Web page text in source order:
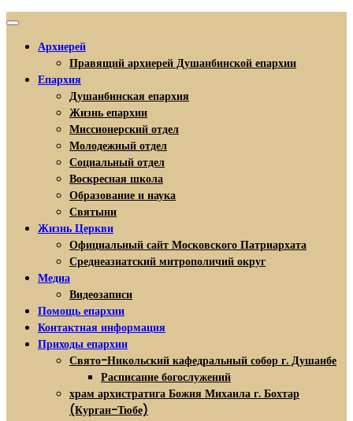
Архиерей
Правящий архиерей Душанбинской епархии
Епархия
Душанбинская епархия
Жизнь епархии
Миссионерский отдел
Молодежный отдел
Социальный отдел
Воскресная школа
Образование и наука
Святыни
Жизнь Церкви
Официальный сайт Московского Патриархата
Среднеазиатский митрополичий округ
Медиа
Видеозаписи
Помощь епархии
Контактная информация
Приходы епархии
Свято-Никольский кафедральный собор г. Душанбе
Расписание богослужений
храм архистратига Божия Михаила г. Бохтар
(Курган-Тюбе)